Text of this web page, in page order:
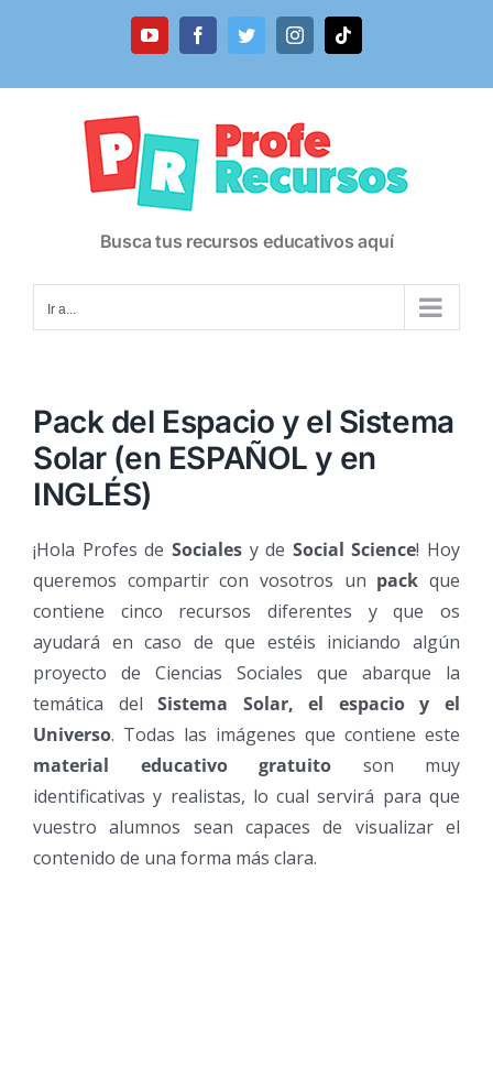
YouTubeFacebookTwitterInstagramTiktok
Busca tus recursos educativos aquí
Ir a...
Pack del Espacio y el Sistema
Solar (en ESPAÑOL y en
INGLÉS)
¡Hola Profes de Socialesy de Social Science! Hoy
queremos compartir con vosotros un pack que
contiene cinco recursos diferentes y que os
ayudará en caso de que estéis iniciando algún
proyecto de Ciencias Sociales que abarque la
temática delSistema Solar, el espacio y el
Universo. Todas las imágenes que contiene este
material educativo gratuito son muy
identificativas y realistas, lo cual servirá para que
vuestro alumnos sean capaces de visualizar el
contenido de una forma más clara.